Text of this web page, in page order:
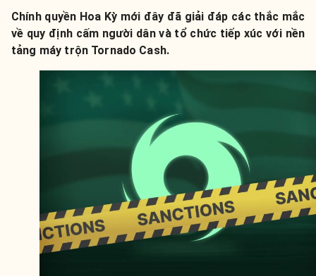
Chính quyền Hoa Kỳ mới đây đã giải đáp các thắc mắc
về quy định cấm người dân và tổ chức tiếp xúc với nền
tảng máy trộn Tornado Cash.